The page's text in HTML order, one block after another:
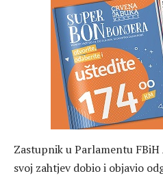
Zastupnik u Parlamentu
svoj zahtjev dobio i objavio